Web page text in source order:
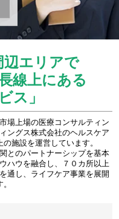
辺エリアで
線上にある
ス」
場上場の医療コンサルティン
ングス株式会社のヘルスケア
施設を運営しています。
とのパートナーシップを基本
ハウを融合し、７０カ所以上
通し、ライフケア事業を展開